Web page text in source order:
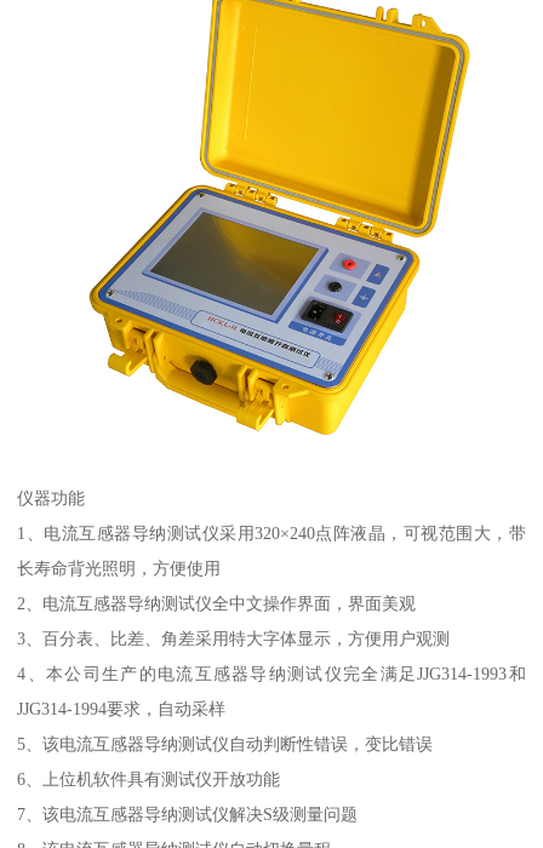
仪器功能
1、电流互感器导纳测试仪采用320×240点阵液晶，可视范围大，带
长寿命背光照明，方便使用
2、电流互感器导纳测试仪全中文操作界面，界面美观
3、百分表、比差、角差采用特大字体显示，方便用户观测
4、本公司生产的电流互感器导纳测试仪完全满足JJG314-1993和
JJG314-1994要求，自动采样
5、该电流互感器导纳测试仪自动判断性错误，变比错误
6、上位机软件具有测试仪开放功能
7、该电流互感器导纳测试仪解决S级测量问题